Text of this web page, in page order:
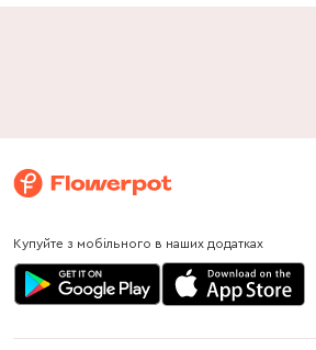
Купуйте з мобільного в наших додатках